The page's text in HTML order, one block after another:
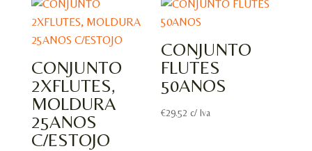
CONJUNTO
2XFLUTES,
MOLDURA
25ANOS
C/ESTOJO
CONJUNTO
FLUTES
50ANOS
€29.52 c/ Iva